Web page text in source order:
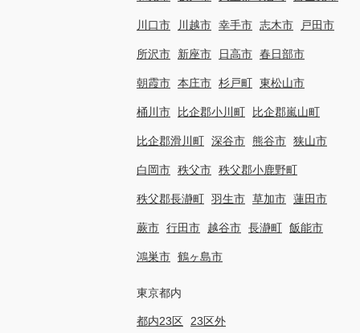
川口市 川越市 幸手市 志木市 戸田市
所沢市 新座市 日高市 春日部市
朝霞市 本庄市 杉戸町 東松山市
桶川市 比企郡小川町 比企郡嵐山町
比企郡滑川町 深谷市 熊谷市 狭山市
白岡市 秩父市 秩父郡小鹿野町
秩父郡長瀞町 羽生市 草加市 蓮田市
蕨市 行田市 越谷市 長瀞町 飯能市
鴻巣市 鶴ヶ島市
東京都内
都内23区 23区外